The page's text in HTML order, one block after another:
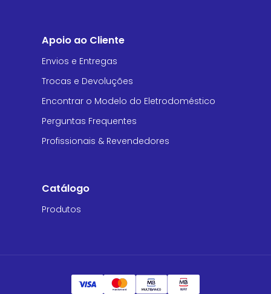
Apoio ao Cliente
Envios e Entregas
Trocas e Devoluções
Encontrar o Modelo do Eletrodoméstico
Perguntas Frequentes
Profissionais & Revendedores
Catálogo
Produtos